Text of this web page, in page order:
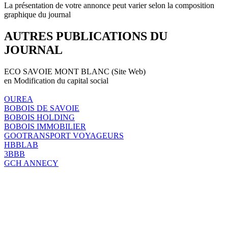
La présentation de votre annonce peut varier selon la composition
graphique du journal
AUTRES PUBLICATIONS DU
JOURNAL
ECO SAVOIE MONT BLANC (Site Web)
en Modification du capital social
OUREA
BOBOIS DE SAVOIE
BOBOIS HOLDING
BOBOIS IMMOBILIER
GOOTRANSPORT VOYAGEURS
HBBLAB
3BBB
GCH ANNECY